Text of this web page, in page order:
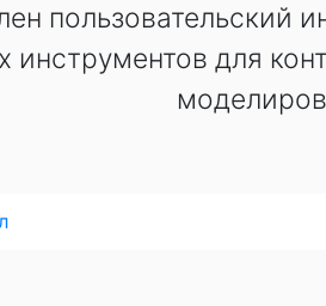
пользовательский
инструментов для